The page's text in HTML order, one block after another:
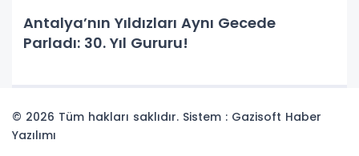
Antalya’nın Yıldızları Aynı Gecede
Parladı: 30. Yıl Gururu!
© 2026 Tüm hakları saklıdır. Sistem : Gazisoft Haber
Yazılımı